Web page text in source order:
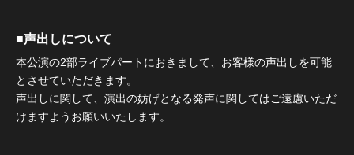
■声出しについて
本公演の2部ライブパートにおきまして、お客様の声出しを可能
とさせていただきます。
声出しに関して、演出の妨げとなる発声に関してはご遠慮いただ
けますようお願いいたします。